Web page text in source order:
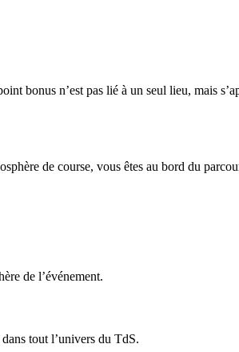
bonus n’est pas lié à un seul lieu, mais
de course, vous êtes au bord du
de l’événement.
tout l’univers du TdS.